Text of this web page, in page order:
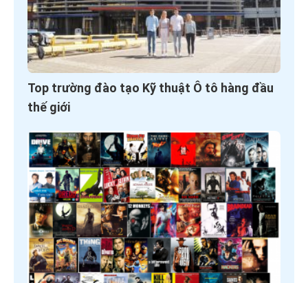
Top trường đào tạo Kỹ thuật Ô tô hàng đầu
thế giới